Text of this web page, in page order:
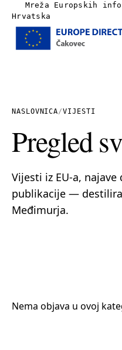
Mreža Europskih
Hrvatska
Vijesti
Linkovi
NASLOVNICA/VIJESTI
Pregled
Vijesti iz EU-a,
publikacije —
Međimurja.
Nema objava u ovoj